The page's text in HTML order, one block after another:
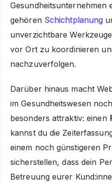
Gesundheitsunternehmen
gehören Schichtplanung
unverzichtbare
vor Ort zu koordinieren
nachzuverfolgen.
Darüber hinaus macht
im Gesundheitswesen
besonders attraktiv: einen
kannst du die
einem noch günstigeren
sicherstellen, dass dein
Betreuung eurer